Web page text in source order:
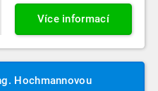
Více informací
Hochmannovou